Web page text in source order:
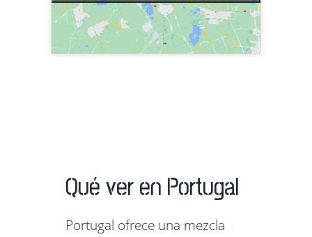
Qué ver en Portugal
Portugal ofrece una mezcla